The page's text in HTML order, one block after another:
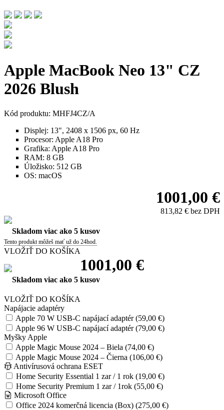
Apple MacBook Neo 13" CZ
2026 Blush
Kód produktu: MHFJ4CZ/A
Displej: 13", 2408 x 1506 px, 60 Hz
Procesor: Apple A18 Pro
Grafika: Apple A18 Pro
RAM: 8 GB
Úložisko: 512 GB
OS: macOS
1001,00 €
813,82 € bez DPH
Skladom viac ako 5 kusov
Tento produkt môžeš mať už do 24hod.
VLOŽIŤ DO KOŠÍKA
1001,00 €
Skladom viac ako 5 kusov
VLOŽIŤ DO KOŠÍKA
Napájacie adaptéry
Apple 70 W USB-C napájací adaptér (59,00 €)
Apple 96 W USB-C napájací adaptér (79,00 €)
Myšky Apple
Apple Magic Mouse 2024 – Biela (74,00 €)
Apple Magic Mouse 2024 – Čierna (106,00 €)
Antivírusová ochrana ESET
Home Security Essential 1 zar / 1 rok (19,00 €)
Home Security Premium 1 zar / 1rok (55,00 €)
Microsoft Office
Office 2024 komerčná licencia (Box) (275,00 €)